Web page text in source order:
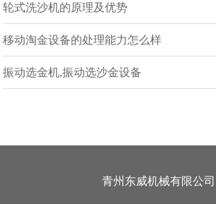
轮式洗沙机的原理及优势
移动淘金设备的处理能力怎么样
振动选金机,振动选沙金设备
青州东威机械有限公司